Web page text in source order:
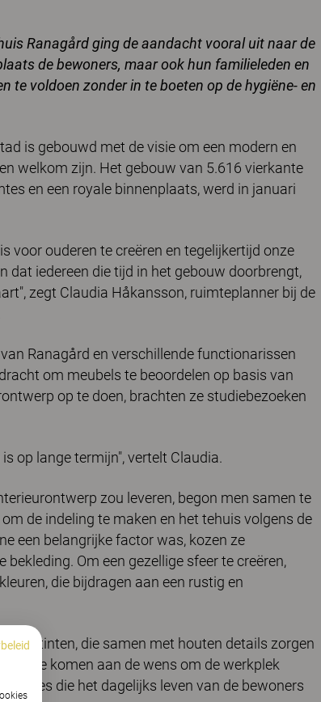
Ranagård ging de aandacht vooral uit naar de
de bewoners, maar ook hun familieleden en
te voldoen zonder in te boeten op de hygiëne- en
is gebouwd met de visie om een modern en
welkom zijn. Het gebouw van 5.616 vierkante
en een royale binnenplaats, werd in januari
voor ouderen te creëren en tegelijkertijd onze
dat iedereen die tijd in het gebouw doorbrengt,
zegt Claudia Håkansson, ruimteplanner bij de
Ranagård en verschillende functionarissen
om meubels te beoordelen op basis van
op te doen, brachten ze studiebezoeken
op lange termijn", vertelt Claudia.
zou leveren, begon men samen te
de indeling te maken en het tehuis volgens de
een belangrijke factor was, kozen ze
Om een gezellige sfeer te creëren,
die bijdragen aan een rustig en
die samen met houten details zorgen
te komen aan de wens om de werkplek
die het dagelijks leven van de bewoners